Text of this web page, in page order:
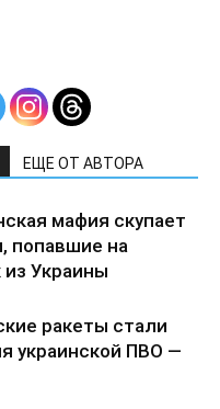
ЕЩЕ ОТ АВТОРА
мафия скупает
попавшие на
Украины
ракеты стали
украинской ПВО —